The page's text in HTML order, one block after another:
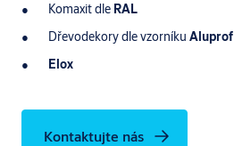
Komaxit dle RAL
Dřevodekory dle vzorníku Aluprof
Elox
Kontaktujte nás